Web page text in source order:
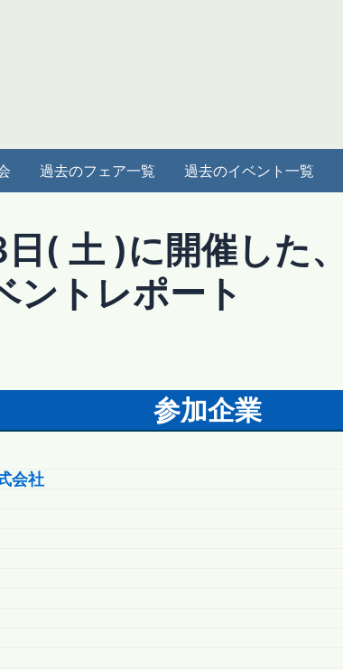
過去のフェア一覧 過去のイベント一覧
( 土 )に開催した
ントレポート
参加企業
会社